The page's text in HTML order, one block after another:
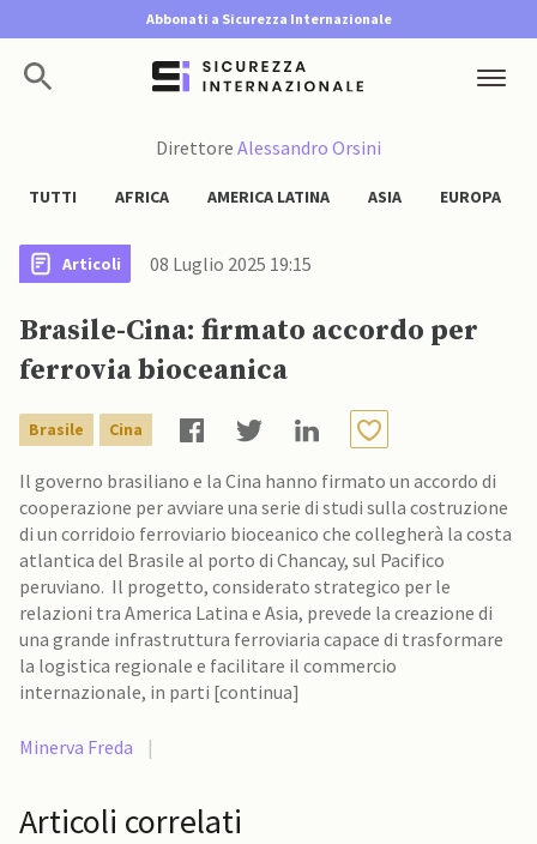
Abbonati a Sicurezza Internazionale
Direttore Alessandro Orsini
TUTTI AFRICA AMERICA LATINA ASIA EUROPA
Articoli 08 Luglio 2025 19:15
Brasile-Cina: firmato accordo per
ferrovia bioceanica
Brasile Cina
Il governo brasiliano e la Cina hanno firmato un accordo di
cooperazione per avviare una serie di studi sulla costruzione
di un corridoio ferroviario bioceanico che collegherà la costa
atlantica del Brasile al porto di Chancay, sul Pacifico
peruviano. Il progetto, considerato strategico per le
relazioni tra America Latina e Asia, prevede la creazione di
una grande infrastruttura ferroviaria capace di trasformare
la logistica regionale e facilitare il commercio
internazionale, in parti [continua]
Minerva Freda |
Articoli correlati